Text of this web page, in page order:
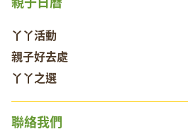
丫丫活動
親子好去處
丫丫之選
聯絡我們